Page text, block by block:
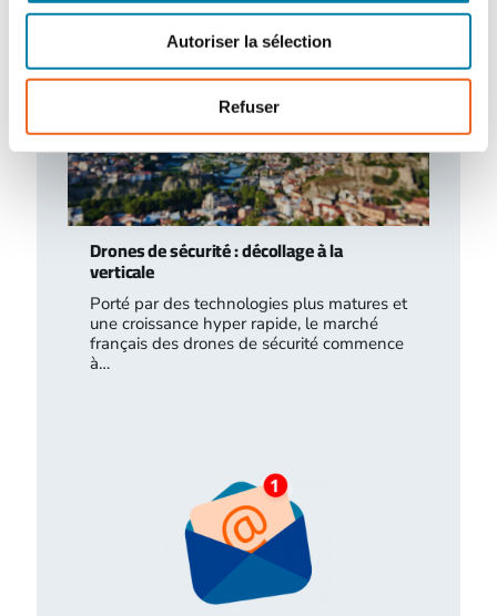
Autoriser la sélection
Refuser
Drones de sécurité : décollage à la
verticale
Porté par des technologies plus matures et
une croissance hyper rapide, le marché
français des drones de sécurité commence
à…